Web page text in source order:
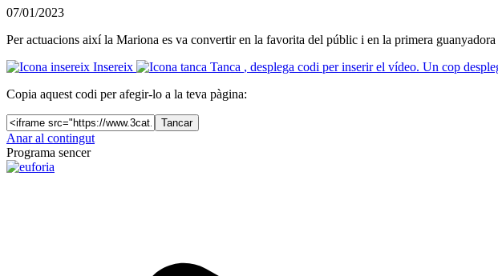
07/01/2023
Per actuacions així la Mariona es va convertir en la favorita del públic i en la primera
Insereix
Tanca , desplega codi per inserir el vídeo. Un cop
Copia aquest codi per afegir-lo a la teva pàgina:
Tancar
Anar al contingut
Programa sencer